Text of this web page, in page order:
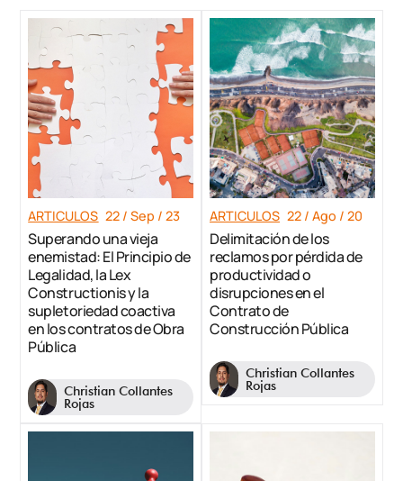
ARTICULOS 22 / Sep / 23
Superando una vieja
enemistad: El Principio de
Legalidad, la Lex
Constructionis y la
supletoriedad coactiva
en los contratos de Obra
Pública
Christian Collantes
Rojas
ARTICULOS 22 / Ago / 20
Delimitación de los
reclamos por pérdida de
productividad o
disrupciones en el
Contrato de
Construcción Pública
Christian Collantes
Rojas